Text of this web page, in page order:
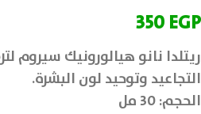
350EGP
ريتلدا نانو هيالورونيك سيروم
التجاعيد وتوحيد لون البشرة.
الحجم: 30 مل